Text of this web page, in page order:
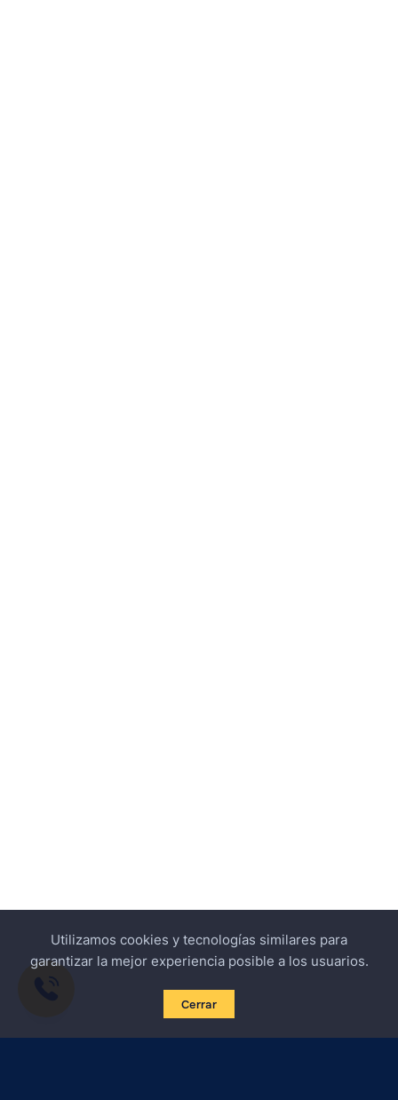
Utilizamos cookies y tecnologías similares para
garantizar la mejor experiencia posible a los usuarios.
Cerrar